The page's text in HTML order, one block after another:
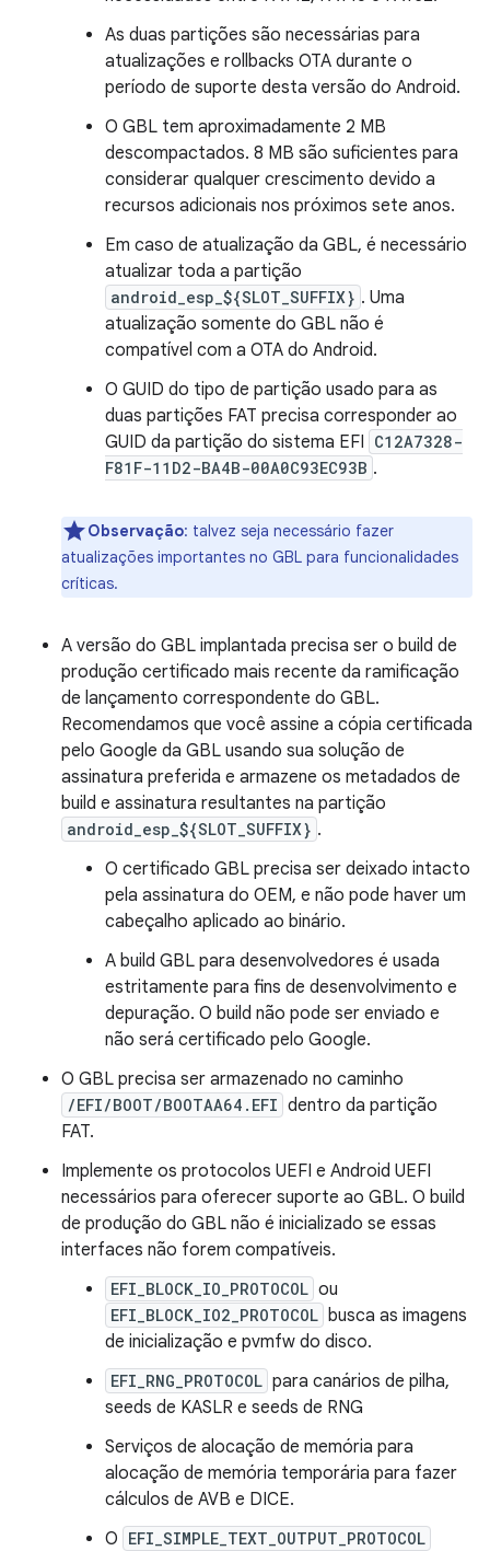
As duas partições são necessárias para
atualizações e rollbacks OTA durante o
período de suporte desta versão do Android.
O GBL tem aproximadamente 2 MB
descompactados. 8 MB são suficientes para
considerar qualquer crescimento devido a
recursos adicionais nos próximos sete anos.
Em caso de atualização da GBL, é necessário
atualizar toda a partição
android_esp_${SLOT_SUFFIX} . Uma
atualização somente do GBL não é
compatível com a OTA do Android.
O GUID do tipo de partição usado para as
duas partições FAT precisa corresponder ao
GUID da partição do sistema EFI C12A7328-
F81F-11D2-BA4B-00A0C93EC93B .
Observação: talvez seja necessário fazer
atualizações importantes no GBL para funcionalidades
críticas.
A versão do GBL implantada precisa ser o build de
produção certificado mais recente da ramificação
de lançamento correspondente do GBL.
Recomendamos que você assine a cópia certificada
pelo Google da GBL usando sua solução de
assinatura preferida e armazene os metadados de
build e assinatura resultantes na partição
android_esp_${SLOT_SUFFIX} .
O certificado GBL precisa ser deixado intacto
pela assinatura do OEM, e não pode haver um
cabeçalho aplicado ao binário.
A build GBL para desenvolvedores é usada
estritamente para fins de desenvolvimento e
depuração. O build não pode ser enviado e
não será certificado pelo Google.
O GBL precisa ser armazenado no caminho
/EFI/BOOT/BOOTAA64.EFI dentro da partição
FAT.
Implemente os protocolos UEFI e Android UEFI
necessários para oferecer suporte ao GBL. O build
de produção do GBL não é inicializado se essas
interfaces não forem compatíveis.
EFI_BLOCK_IO_PROTOCOL ou
EFI_BLOCK_IO2_PROTOCOL busca as imagens
de inicialização e pvmfw do disco.
EFI_RNG_PROTOCOL para canários de pilha,
seeds de KASLR e seeds de RNG
Serviços de alocação de memória para
alocação de memória temporária para fazer
cálculos de AVB e DICE.
O EFI_SIMPLE_TEXT_OUTPUT_PROTOCOL